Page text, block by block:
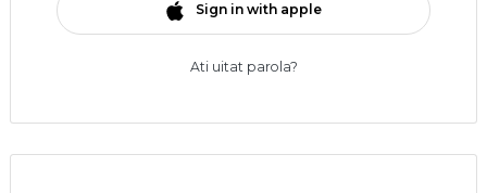
Sign in with apple
Ati uitat parola?